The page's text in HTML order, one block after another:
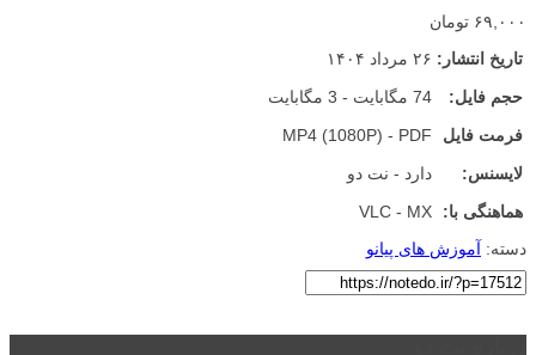
۶۹,۰۰۰ تومان
تاریخ انتشار: ۲۶ مرداد ۱۴۰۴
حجم فایل:
74 مگابایت - 3 مگابایت
فرمت فایل
MP4 (1080P) - PDF
لایسنس:
دارد - نت دو
هماهنگی با:
VLC - MX
دسته: آموزش های پیانو